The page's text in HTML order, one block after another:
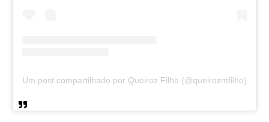
Um post compartilhado por Queiroz Filho (@queirozmfilho)